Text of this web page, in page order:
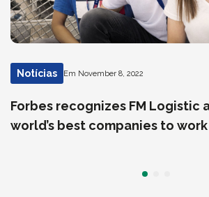
Notícias Em November 8, 2022
Forbes recognizes FM Logistic
world’s best companies to work